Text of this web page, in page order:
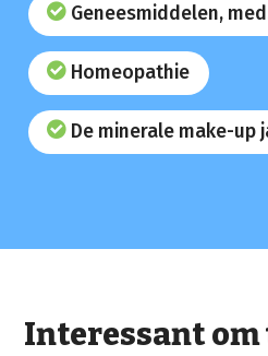
Geneesmiddelen,
Homeopathie
De minerale make-up
Interessant om